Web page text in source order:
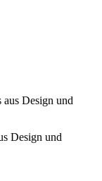
Design und